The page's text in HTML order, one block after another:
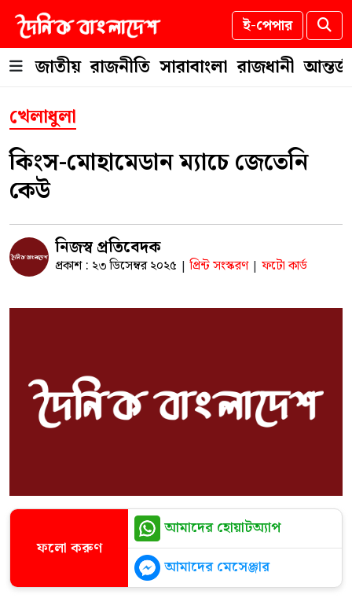
ই-পেপার
জাতীয় রাজনীতি সারাবাংলা রাজধানী
খেলাধুলা
কিংস-মোহামেডান ম্যাচে জেতেনি
কেউ
নিজস্ব প্রতিবেদক
প্রকাশ : ২৩ ডিসেম্বর ২০২৫ | প্রিন্ট সংস্করণ | ফটো কার্ড
ফলো করুণ
আমাদের হোয়াটঅ্যাপ
আমাদের মেসেঞ্জার